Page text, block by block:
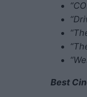
Best